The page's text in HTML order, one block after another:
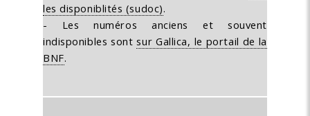
les disponiblités (sudoc).
- Les numéros anciens et souvent
indisponibles sontsur Gallica, le portail de la
BNF.